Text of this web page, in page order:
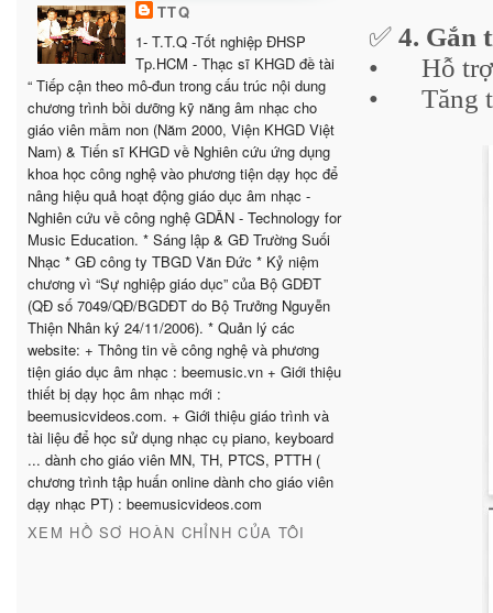
TTQ
1- T.T.Q -Tốt nghiệp ĐHSP
Tp.HCM - Thạc sĩ KHGD đề tài
“ Tiếp cận theo mô-đun trong cấu trúc nội dung
chương trình bồi dưỡng kỹ năng âm nhạc cho
giáo viên mầm non (Năm 2000, Viện KHGD Việt
Nam) & Tiến sĩ KHGD về Nghiên cứu ứng dụng
khoa học công nghệ vào phương tiện dạy học để
nâng hiệu quả hoạt động giáo dục âm nhạc -
Nghiên cứu về công nghệ GDÂN - Technology for
Music Education. * Sáng lập & GĐ Trường Suối
Nhạc * GĐ công ty TBGD Văn Đức * Kỷ niệm
chương vì “Sự nghiệp giáo dục” của Bộ GDĐT
(QĐ số 7049/QĐ/BGDĐT do Bộ Trưởng Nguyễn
Thiện Nhân ký 24/11/2006). * Quản lý các
website: + Thông tin về công nghệ và phương
tiện giáo dục âm nhạc : beemusic.vn + Giới thiệu
thiết bị dạy học âm nhạc mới :
beemusicvideos.com. + Giới thiệu giáo trình và
tài liệu để học sử dụng nhạc cụ piano, keyboard
... dành cho giáo viên MN, TH, PTCS, PTTH (
chương trình tập huấn online dành cho giáo viên
dạy nhạc PT) : beemusicvideos.com
XEM HỒ SƠ HOÀN CHỈNH CỦA TÔI
✅ 4. Gắn
•
Hỗ
•
Tăng